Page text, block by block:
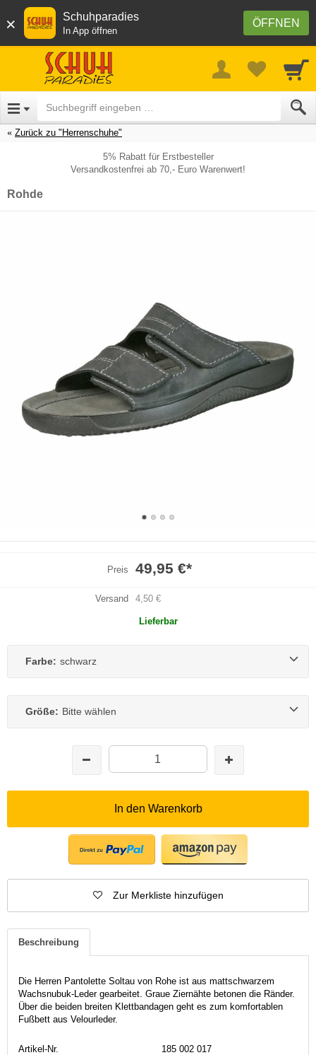
× ÖFFNEN
Schuhparadies
In App öffnen
Zurück zu "Herrenschuhe"
5% Rabatt für Erstbesteller
Versandkostenfrei ab 70,- Euro Warenwert!
Rohde
Preis 49,95 €*
Versand 4,50 €
Lieferbar
Farbe: schwarz
Größe: Bitte wählen
In den Warenkorb
Zur Merkliste hinzufügen
Beschreibung
Die Herren Pantolette Soltau von Rohe ist aus mattschwarzem
Wachsnubuk-Leder gearbeitet. Graue Ziernähte betonen die Ränder.
Über die beiden breiten Klettbandagen geht es zum komfortablen
Fußbett aus Velourleder.
Artikel-Nr.
185 002 017